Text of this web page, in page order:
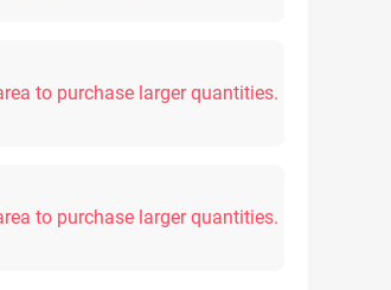
to purchase larger quantities.
to purchase larger quantities.